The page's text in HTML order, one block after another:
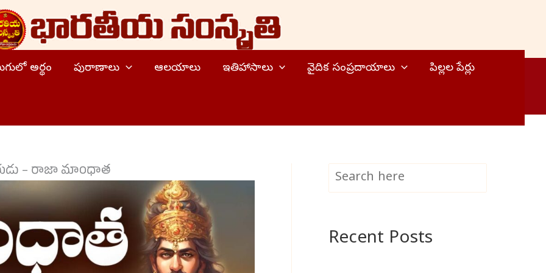
అర్థం పురాణాలు ఆలయాలు ఇతిహాసాలు వైదిక సంప్రదాయాలు పిల్లల పేర్లు
– రాజా మాంధాత
rRecent Posts